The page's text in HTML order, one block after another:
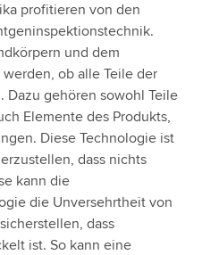
profitieren von den
und dem
ob alle Teile der
Dazu gehören sowohl Teile
Elemente des Produkts,
Diese Technologie ist
dass nichts
kann die
die Unversehrtheit von
dass
ist. So kann eine